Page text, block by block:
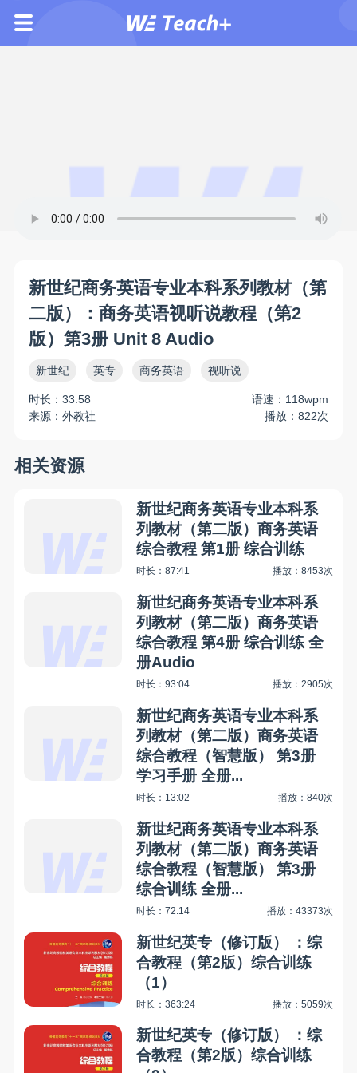
新世纪商务英语专业本科系列教材（第
二版）：商务英语视听说教程（第2
版）第3册 Unit 8 Audio
新世纪 英专 商务英语 视听说
时长：33:58
语速：118wpm
来源：外教社
播放：822次
相关资源
新世纪商务英语专业本科系
列教材（第二版）商务英语
综合教程 第1册 综合训练
时长：87:41 播放：8453次
新世纪商务英语专业本科系
列教材（第二版）商务英语
综合教程 第4册 综合训练 全
册Audio
时长：93:04 播放：2905次
新世纪商务英语专业本科系
列教材（第二版）商务英语
综合教程（智慧版） 第3册
学习手册 全册...
时长：13:02 播放：840次
新世纪商务英语专业本科系
列教材（第二版）商务英语
综合教程（智慧版） 第3册
综合训练 全册...
时长：72:14 播放：43373次
新世纪英专（修订版） ：综
合教程（第2版）综合训练
（1）
时长：363:24 播放：5059次
新世纪英专（修订版） ：综
合教程（第2版）综合训练